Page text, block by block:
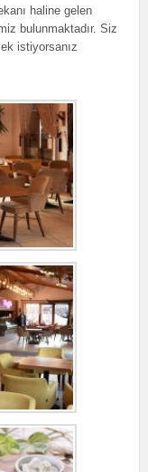
haline gelen
bulunmaktadır. Siz
istiyorsanız